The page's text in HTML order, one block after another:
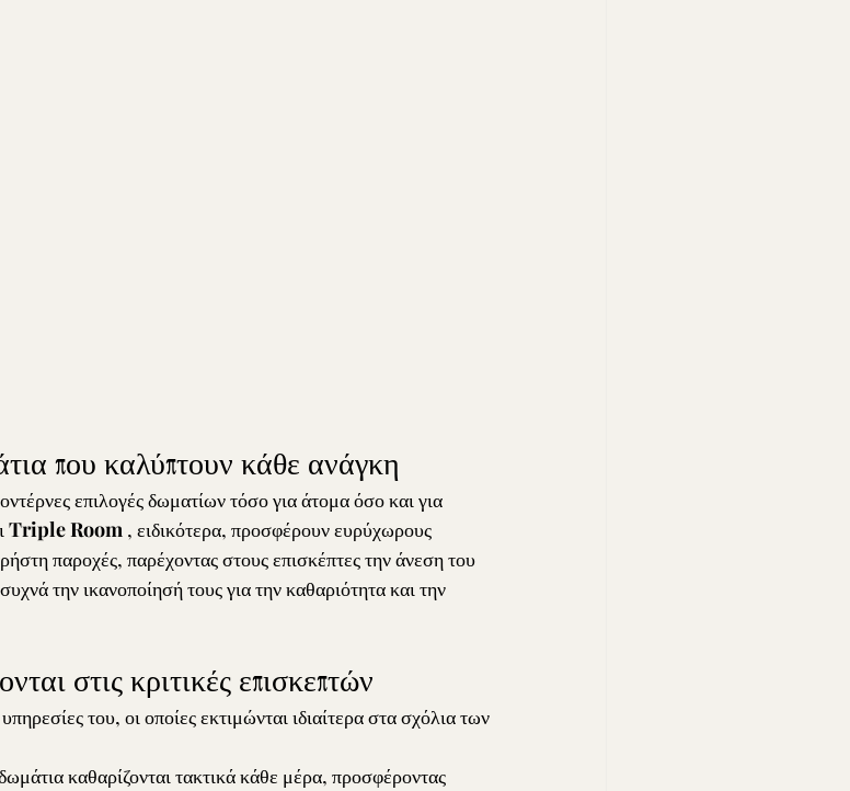
που καλύπτουν κάθε ανάγκη
επιλογές δωματίων τόσο για άτομα όσο και για
Triple Room , ειδικότερα, προσφέρουν ευρύχωρους
παροχές, παρέχοντας στους επισκέπτες την άνεση του
την ικανοποίησή τους για την καθαριότητα και την
στις κριτικές επισκεπτών
του, οι οποίες εκτιμώνται ιδιαίτερα στα σχόλια των
καθαρίζονται τακτικά κάθε μέρα, προσφέροντας